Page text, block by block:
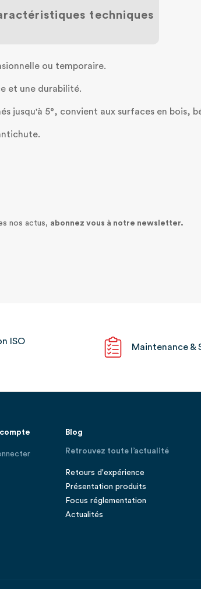
techniques
ou temporaire.
et une durabilité.
jusqu'à 5°, convient aux surfaces en bois,
nos actus, abonnez vous à notre newsletter.
ISO
Maintenance &
Blog
Retrouvez toute l’actualité
Retours d'expérience
Présentation produits
Focus réglementation
Actualités